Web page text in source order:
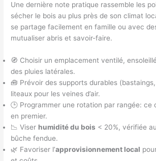
Une dernière note pratique rassemble les
sécher le bois au plus près de son climat
se partage facilement en famille ou avec
mutualiser abris et savoir-faire.
🧭 Choisir un emplacement ventilé,
des pluies latérales.
🧰 Prévoir des supports durables
liteaux pour les veines d’air.
🕒 Programmer une rotation par rangée: ce
en premier.
📉 Viser humidité du bois < 20%, vérifiée
bûche fendue.
🌿 Favoriser l’approvisionnement local